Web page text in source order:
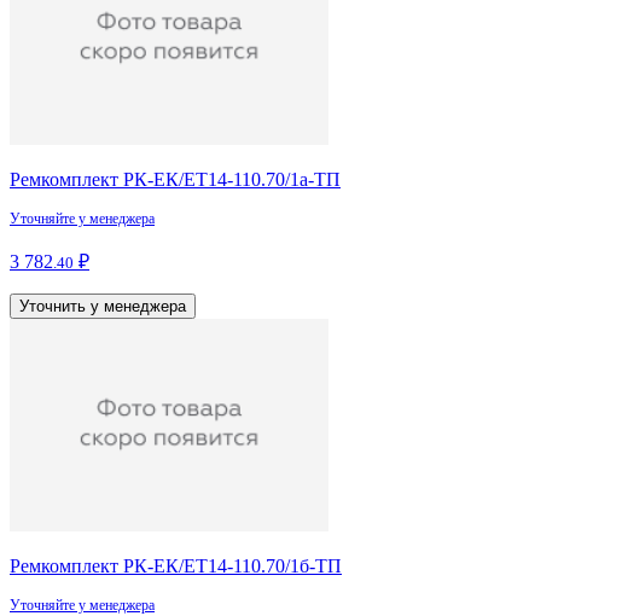
Ремкомплект РК-ЕК/ЕТ14-110.70/1а-ТП
Уточняйте у менеджера
3 782.40 ₽
Уточнить у менеджера
Ремкомплект РК-ЕК/ЕТ14-110.70/1б-ТП
Уточняйте у менеджера